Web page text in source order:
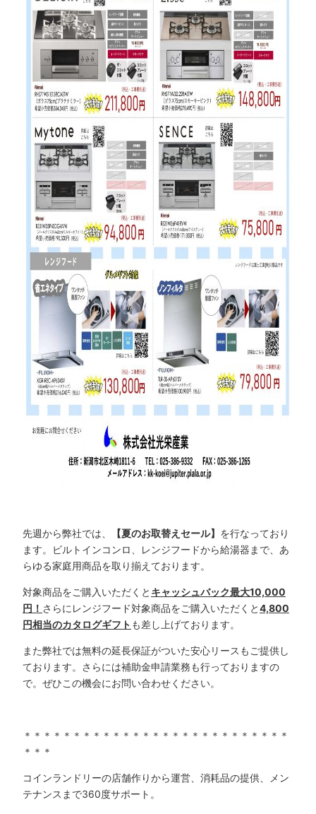
先週から弊社では、 【夏のお取替えセール】 を行なっており
ます。ビルトインコンロ、レンジフードから給湯器まで、あ
らゆる家庭用商品を取り揃えております。
対象商品をご購入いただくと キャッシュバック最大10,000
円！ さらにレンジフード対象商品をご購入いただくと4,800
円相当のカタログギフト も差し上げております。
また弊社では無料の延長保証がついた安心リースもご提供し
ております。さらには補助金申請業務も行っておりますの
で。ぜひこの機会にお問い合わせください。
＊＊＊＊＊＊＊＊＊＊＊＊＊＊＊＊＊＊＊＊＊＊＊＊＊＊＊
＊＊＊
コインランドリーの店舗作りから運営、消耗品の提供、メン
テナンスまで360度サポート。